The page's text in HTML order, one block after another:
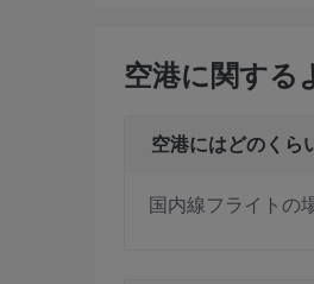
空港に関する
空港にはどのくら
国内線フライトの